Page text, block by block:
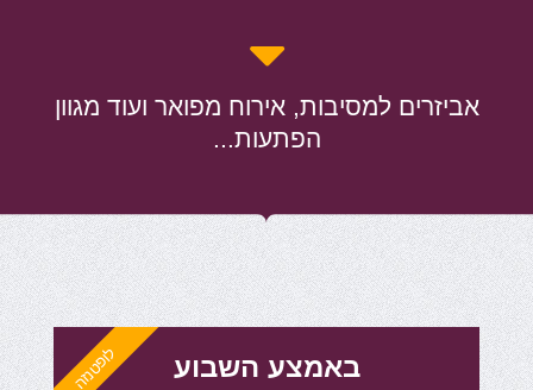
אביזרים למסיבות, אירוח מפואר ועוד מגוון
הפתעות...
באמצע השבוע לופטנזה